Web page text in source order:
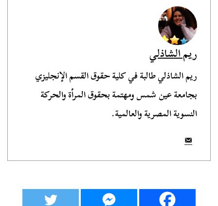
ريم الشاذلي
ريم الشاذلي طالبة في كلية حقوق القسم الإنجليزي
بجامعة عين شمس ومهتمة بحقوق المرأة والحركة
النسوية المصرية والعالمية.